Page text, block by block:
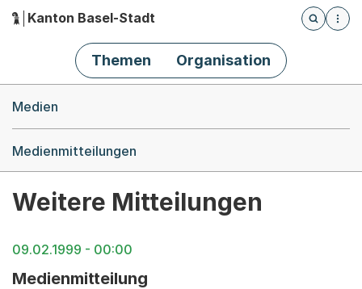
Hauptnavigation
Kanton Basel-Stadt
Öffnet
Themen Organisation
Medien
Medienmitteilungen
Weitere Mitteilungen
09.02.1999 - 00:00
Medienmitteilung